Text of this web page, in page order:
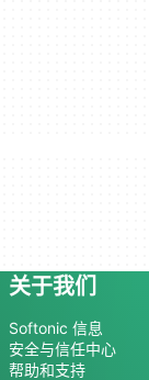
关于我们
Softonic 信息
安全与信任中心
帮助和支持